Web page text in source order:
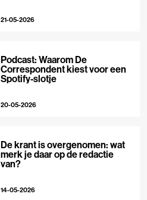
21-05-2026
Podcast: Waarom De
Correspondent kiest voor een
Spotify-slotje
20-05-2026
De krant is overgenomen: wat
merk je daar op de redactie
van?
14-05-2026